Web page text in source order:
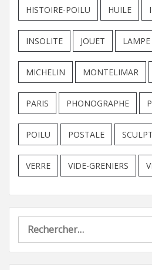
HISTOIRE-POILU HUILE
INSOLITE JOUET LAMPE
MICHELIN MONTELIMAR
PARIS PHONOGRAPHE
POILU POSTALE
VERRE VIDE-GRENIERS
Rechercher :